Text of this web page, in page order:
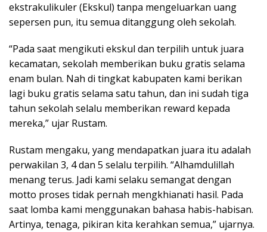
ekstrakulikuler (Ekskul) tanpa mengeluarkan uang
sepersen pun, itu semua ditanggung oleh sekolah.
“Pada saat mengikuti ekskul dan terpilih untuk juara
kecamatan, sekolah memberikan buku gratis selama
enam bulan. Nah di tingkat kabupaten kami berikan
lagi buku gratis selama satu tahun, dan ini sudah tiga
tahun sekolah selalu memberikan reward kepada
mereka,” ujar Rustam.
Rustam mengaku, yang mendapatkan juara itu adalah
perwakilan 3, 4 dan 5 selalu terpilih. “Alhamdulillah
menang terus. Jadi kami selaku semangat dengan
motto proses tidak pernah mengkhianati hasil. Pada
saat lomba kami menggunakan bahasa habis-habisan.
Artinya, tenaga, pikiran kita kerahkan semua,” ujarnya.